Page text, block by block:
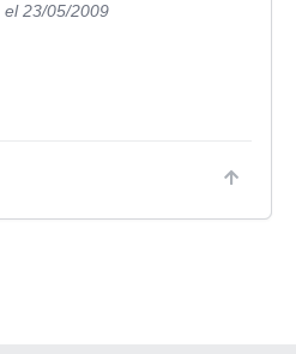
el 23/05/2009